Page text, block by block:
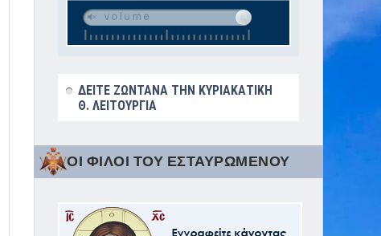
ΔΕΙΤΕ ΖΩΝΤΑΝΑ ΤΗΝ ΚΥΡΙΑΚΑΤΙΚΗ
Θ. ΛΕΙΤΟΥΡΓΙΑ
ΟΙ ΦΙΛΟΙ ΤΟΥ ΕΣΤΑΥΡΩΜΕΝΟΥ